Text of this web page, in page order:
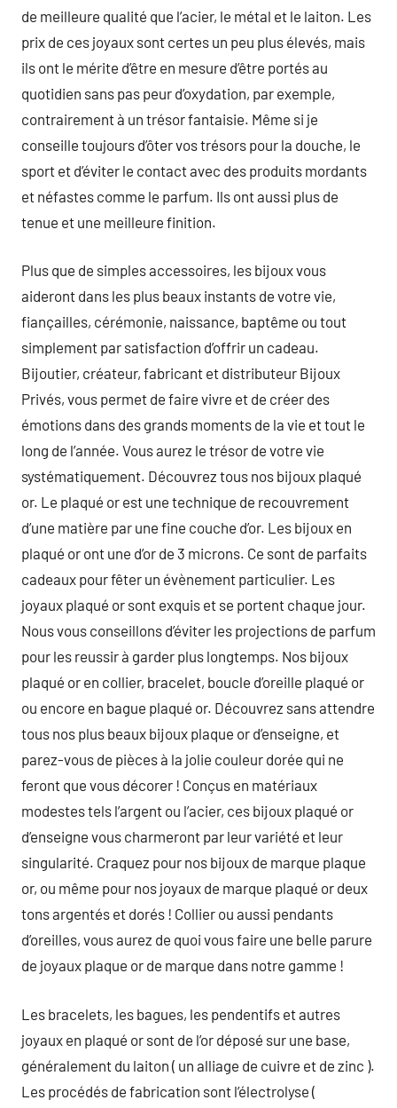
de meilleure qualité que l’acier, le métal et le laiton. Les
prix de ces joyaux sont certes un peu plus élevés, mais
ils ont le mérite d’être en mesure d’être portés au
quotidien sans pas peur d’oxydation, par exemple,
contrairement à un trésor fantaisie. Même si je
conseille toujours d’ôter vos trésors pour la douche, le
sport et d’éviter le contact avec des produits mordants
et néfastes comme le parfum. Ils ont aussi plus de
tenue et une meilleure finition.
Plus que de simples accessoires, les bijoux vous
aideront dans les plus beaux instants de votre vie,
fiançailles, cérémonie, naissance, baptême ou tout
simplement par satisfaction d’offrir un cadeau.
Bijoutier, créateur, fabricant et distributeur Bijoux
Privés, vous permet de faire vivre et de créer des
émotions dans des grands moments de la vie et tout le
long de l’année. Vous aurez le trésor de votre vie
systématiquement. Découvrez tous nos bijoux plaqué
or. Le plaqué or est une technique de recouvrement
d’une matière par une fine couche d’or. Les bijoux en
plaqué or ont une d’or de 3 microns. Ce sont de parfaits
cadeaux pour fêter un évènement particulier. Les
joyaux plaqué or sont exquis et se portent chaque jour.
Nous vous conseillons d’éviter les projections de parfum
pour les reussir à garder plus longtemps. Nos bijoux
plaqué or en collier, bracelet, boucle d’oreille plaqué or
ou encore en bague plaqué or. Découvrez sans attendre
tous nos plus beaux bijoux plaque or d’enseigne, et
parez-vous de pièces à la jolie couleur dorée qui ne
feront que vous décorer ! Conçus en matériaux
modestes tels l’argent ou l’acier, ces bijoux plaqué or
d’enseigne vous charmeront par leur variété et leur
singularité. Craquez pour nos bijoux de marque plaque
or, ou même pour nos joyaux de marque plaqué or deux
tons argentés et dorés ! Collier ou aussi pendants
d’oreilles, vous aurez de quoi vous faire une belle parure
de joyaux plaque or de marque dans notre gamme !
Les bracelets, les bagues, les pendentifs et autres
joyaux en plaqué or sont de l’or déposé sur une base,
généralement du laiton ( un alliage de cuivre et de zinc ).
Les procédés de fabrication sont l’électrolyse (